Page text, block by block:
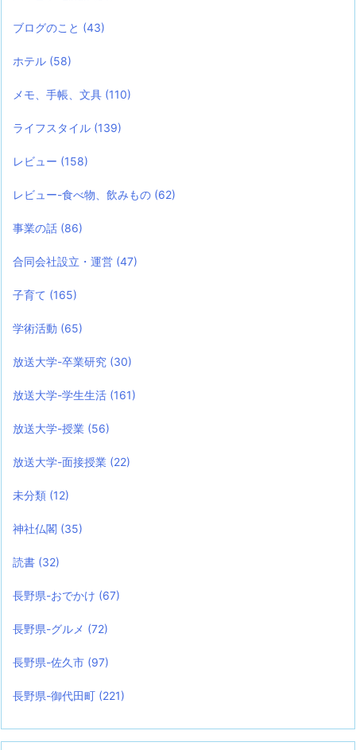
ブログのこと (43)
ホテル (58)
メモ、手帳、文具 (110)
ライフスタイル (139)
レビュー (158)
レビュー-食べ物、飲みもの (62)
事業の話 (86)
合同会社設立・運営 (47)
子育て (165)
学術活動 (65)
放送大学-卒業研究 (30)
放送大学-学生生活 (161)
放送大学-授業 (56)
放送大学-面接授業 (22)
未分類 (12)
神社仏閣 (35)
読書 (32)
長野県-おでかけ (67)
長野県-グルメ (72)
長野県-佐久市 (97)
長野県-御代田町 (221)